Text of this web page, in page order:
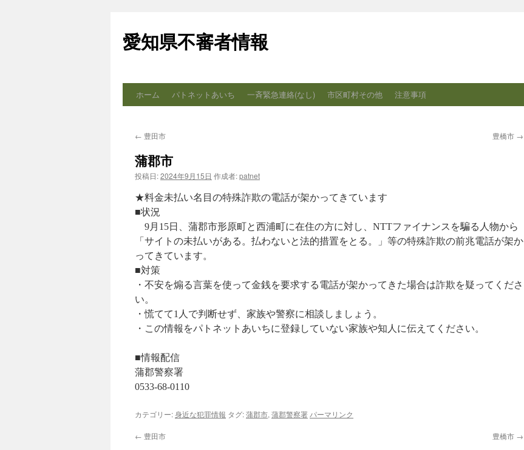
テ
ン
ス
ッ
愛知県不審者情報
ホーム パトネットあいち 一斉緊急連絡(なし) 市区町村その他 注意事項
← 豊田市 豊橋市 →
蒲郡市
投稿日:2024年9月15日 作成者:patnet
★料金未払い名目の特殊詐欺の電話が架かってきています
■状況
9月15日、蒲郡市形原町と西浦町に在住の方に対し、NTTファイナンスを騙る人物から
「サイトの未払いがある。払わないと法的措置をとる。」等の特殊詐欺の前兆電話が架か
ってきています。
■対策
・不安を煽る言葉を使って金銭を要求する電話が架かってきた場合は詐欺を疑ってくださ
い。
・慌てて1人で判断せず、家族や警察に相談しましょう。
・この情報をパトネットあいちに登録していない家族や知人に伝えてください。
■情報配信
蒲郡警察署
0533-68-0110
カテゴリー:身近な犯罪情報 タグ:蒲郡市, 蒲郡警察署 パーマリンク
← 豊田市 豊橋市 →